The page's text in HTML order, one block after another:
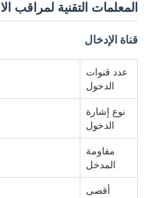
المعلمات التقنية لمراقب
قناة الإدخال
عدد قنوات
الدخول
نوع إشارة
الدخول
مقاومة
المدخل
أقصى